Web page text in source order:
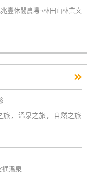
豐休閒農場→林田山林業文
»
旅, 溫泉之旅, 自然之旅
通溫泉